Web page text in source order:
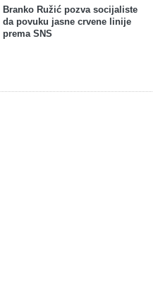
Branko Ružić pozva socijaliste
da povuku jasne crvene linije
prema SNS